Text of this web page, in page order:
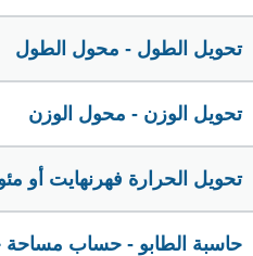
تحويل الطول - محول الطول
تحويل الوزن - محول الوزن
تحويل الحرارة فهرنهايت أو
حاسبة الطابو - حساب